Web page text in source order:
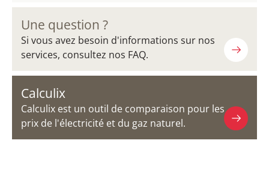
Une question ?
Si vous avez besoin d'informations sur nos
services, consultez nos FAQ.
Calculix
Calculix est un outil de comparaison pour les
prix de l'électricité et du gaz naturel.